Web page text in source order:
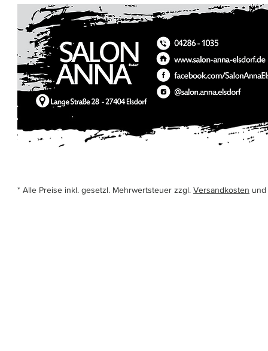
* Alle Preise inkl. gesetzl. Mehrwertsteuer zzgl. Versandkosten